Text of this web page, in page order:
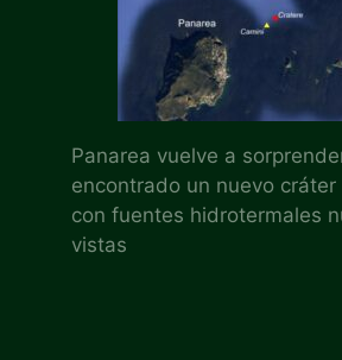
Panarea vuelve a
encontrado un nuevo
con fuentes hidrotermales
vistas